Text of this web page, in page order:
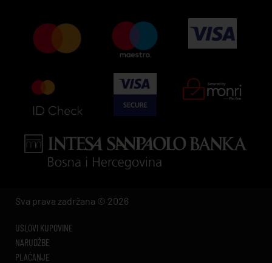
Sva prava zadržana © 2026
USLOVI KUPOVINE
NARUDŽBE
PLAĆANJE